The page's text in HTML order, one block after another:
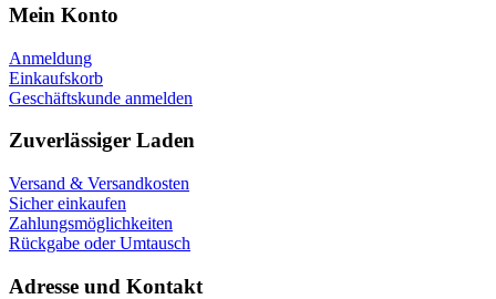
Mein Konto
Anmeldung
Einkaufskorb
Geschäftskunde anmelden
Zuverlässiger Laden
Versand & Versandkosten
Sicher einkaufen
Zahlungsmöglichkeiten
Rückgabe oder Umtausch
Adresse und Kontakt